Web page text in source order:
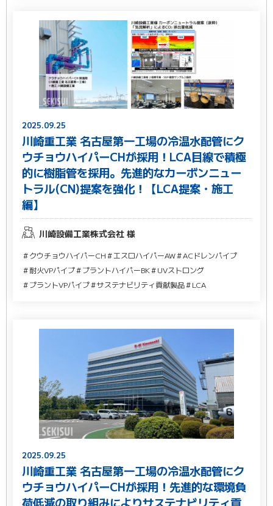
2025.09.25
川崎重工業 名古屋第一工場の冷温水配管にク
ウチョウハイパーCHが採用！LCA目線で積極
的に樹脂管を採用。先進的なカーボンニュー
トラル(CN)提案を強化！【LCA提案・施工
編】
川崎設備工業株式会社 様
＃クウチョウハイパーCH＃エスロハイパーAW＃ACドレンパイプ
＃耐火VPパイプ＃プラントハイパーBK＃UVストロング
＃プラントVPパイプ＃サステナビリティ貢献製品＃LCA
2025.09.25
川崎重工業 名古屋第一工場の冷温水配管にク
ウチョウハイパーCHが採用！先進的な環境負
荷低減の取り組みによりサステナビリティ貢